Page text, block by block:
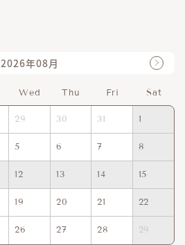
2026年08月
Wed Thu Fri Sat
29 30 31 1
5 6 7 8
12 13 14 15
19 20 21 22
26 27 28 29